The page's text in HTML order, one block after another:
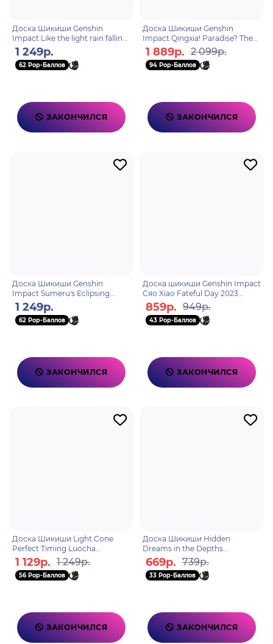
Доска Шикиши Genshin
Impact Like the light rain falling
for no reason 6976525004745
1 249р.
62 Pop-Баллов
ЗАКОНЧИЛСЯ
Доска Шикиши Genshin
Impact Qingxia! Paradise? The
Great Secret Realm! Xumi
Wanderer 6976525000259
1 889р. 2 099р.
94 Pop-Баллов
ЗАКОНЧИЛСЯ
Доска Шикиши Genshin
Impact Sumeru's Eclipsing
Moon Fontaine Neuvillette
6942421101598
1 249р.
62 Pop-Баллов
ЗАКОНЧИЛСЯ
Доска шикиши Genshin Impact
Сяо Xiao Fateful Day 2023
6942421106135
859р. 949р.
43 Pop-Баллов
ЗАКОНЧИЛСЯ
Доска Шикиши Light Cone
Perfect Timing Luocha
6976068148524
1 129р. 1 249р.
56 Pop-Баллов
ЗАКОНЧИЛСЯ
Доска Шикиши Hidden
Dreams in the Depths
Ш21.5*В14.5см 6975628244522
669р. 739р.
33 Pop-Баллов
ЗАКОНЧИЛСЯ